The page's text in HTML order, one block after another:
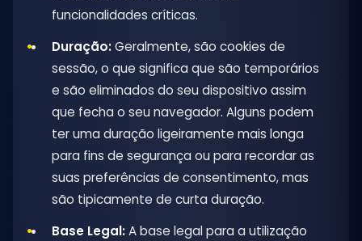
funcionalidades críticas.
Duração:Geralmente, são cookies de
sessão, o que significa que são temporários
e são eliminados do seu dispositivo assim
que fecha o seu navegador. Alguns podem
ter uma duração ligeiramente mais longa
para fins de segurança ou para recordar as
suas preferências de consentimento, mas
são tipicamente de curta duração.
Base Legal:A base legal para a utilização